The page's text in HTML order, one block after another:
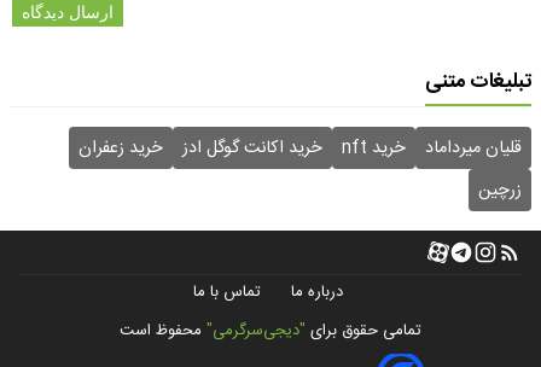
ارسال دیدگاه
تبلیغات متنی
قلیان میرداماد خرید nft خرید اکانت گوگل ادز
خرید زعفران
زرچین
درباره ما
تماس با ما
تمامی حقوق برای "دیجی‌سرگرمی" محفوظ است